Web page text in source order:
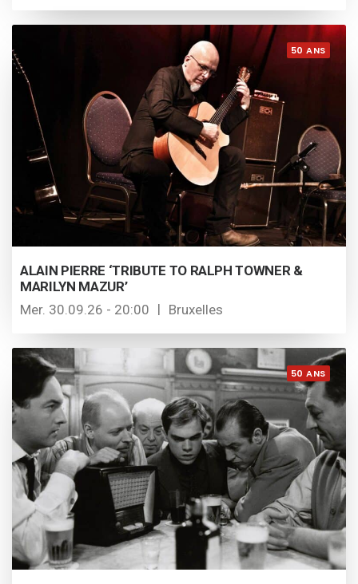
50 ANS
ALAIN PIERRE ‘TRIBUTE TO RALPH TOWNER &
MARILYN MAZUR’
Mer. 30.09.26 - 20:00
Bruxelles
50 ANS